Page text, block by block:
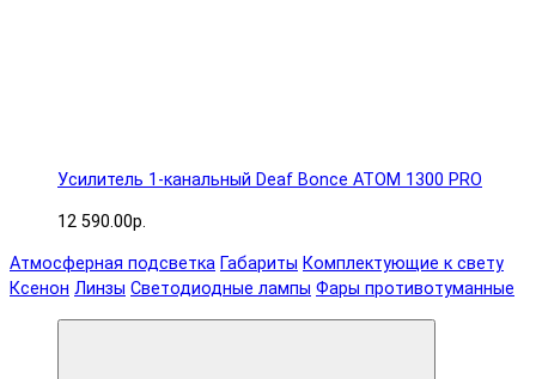
Усилитель 1-канальный Deaf Bonce ATOM 1300 PRO
12 590.00р.
Атмосферная подсветка Габариты Комплектующие к свету
Ксенон Линзы Светодиодные лампы Фары противотуманные